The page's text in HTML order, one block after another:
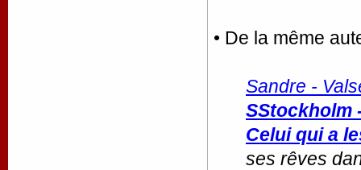
• De la même
Sandre -
SStockholm
Celui qui a
ses rêves